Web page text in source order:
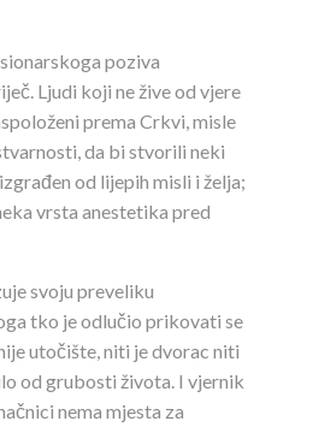
poziva
Ljudi koji ne žive od vjere
prema Crkvi, misle
da bi stvorili neki
od lijepih misli i želja;
vrsta anestetika pred
svoju preveliku
tko je odlučio prikovati se
utočište, niti je dvorac niti
od grubosti života. I vjernik
nema mjesta za